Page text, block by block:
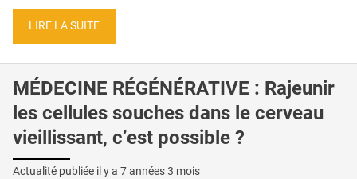
LIRE LA SUITE
MÉDECINE RÉGÉNÉRATIVE : Rajeunir
les cellules souches dans le cerveau
vieillissant, c’est possible ?
Actualité publiée il y a 7 années 3 mois